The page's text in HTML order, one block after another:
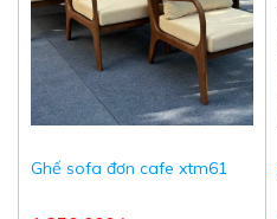
Ghế sofa đơn cafe xtm61